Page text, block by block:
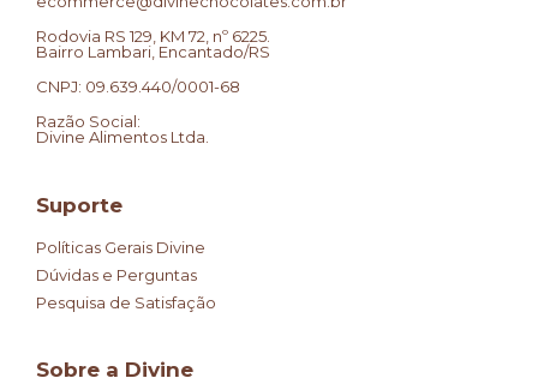
Rodovia RS 129, KM 72, nº 6225.
Bairro Lambari, Encantado/RS
CNPJ: 09.639.440/0001-68
Razão Social:
Divine Alimentos Ltda.
Suporte
Políticas Gerais Divine
Dúvidas e Perguntas
Pesquisa de Satisfação
Sobre a Divine